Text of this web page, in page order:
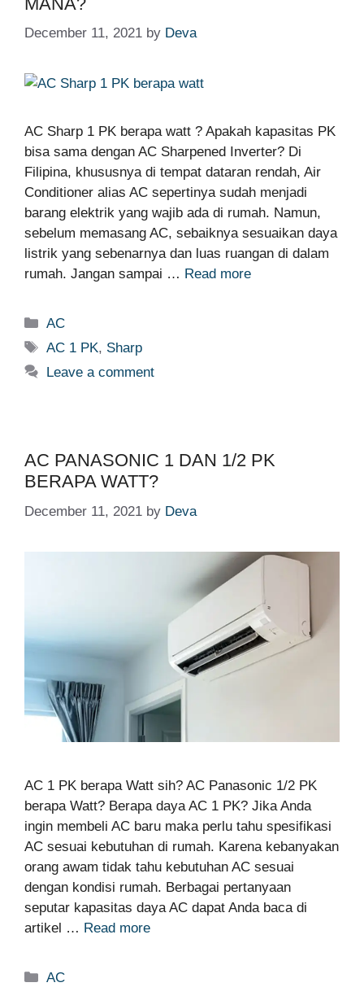
December 11, 2021 by Deva
AC Sharp 1 PK berapa watt ? Apakah kapasitas PK
bisa sama dengan AC Sharpened Inverter? Di
Filipina, khususnya di tempat dataran rendah, Air
Conditioner alias AC sepertinya sudah menjadi
barang elektrik yang wajib ada di rumah. Namun,
sebelum memasang AC, sebaiknya sesuaikan daya
listrik yang sebenarnya dan luas ruangan di dalam
rumah. Jangan sampai … Read more
Categories
AC
Tags
AC 1 PK, Sharp
Leave a comment
AC PANASONIC 1 DAN 1/2 PK
BERAPA WATT?
December 11, 2021 by Deva
AC 1 PK berapa Watt sih? AC Panasonic 1/2 PK
berapa Watt? Berapa daya AC 1 PK? Jika Anda
ingin membeli AC baru maka perlu tahu spesifikasi
AC sesuai kebutuhan di rumah. Karena kebanyakan
orang awam tidak tahu kebutuhan AC sesuai
dengan kondisi rumah. Berbagai pertanyaan
seputar kapasitas daya AC dapat Anda baca di
artikel … Read more
Categories
AC